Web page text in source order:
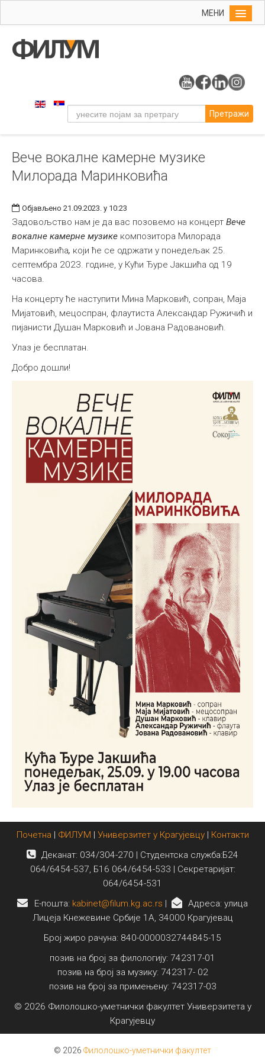
МЕНИ
Упис
Уметност
Музичка уметност
Примењена и ликовна уметност
Издаваштво
Библиотека
Студенти
Међународна
Претражи
Вече вокалне камерне музике
Милорада Маринковића
Објављено 21.09.2023. у 10:23
Задовољство нам је да вас позовемо на концерт Вече
вокалне камерне музике композитора Милорада
Маринковића, који ће се одржати у понедељак 25.
септембра 2023. године, у Кући Ђуре Јакшића од 19
часова.
На концерту ће наступити Мина Марковић, сопран, Маја
Мијатовић, мецоспран, флаутиста Александар Ружичић и
пијанисти Душан Марковић и Јована Радовановић.
Улаз је бесплатан.
Добро дошли!
Почетна | ФИЛУМ | Универзитет у Крагујевцу| Контакти
Деканат: 034/304-270 | Студентска служба:Б24
064/6454-537, Б16 064/6454-533 | Секретаријат:
064/6454-531
E-пошта: kabinet@filum.kg.ac.rs |
Адреса: улица
Лицеја Кнежевине Србије 1А, 34000 Крагујевац
Број жиро рачуна: 840-0000032744845-15
позив на број за филологију: 742317-01
позив на број за музику: 742317- 02
позив на број за примењену: 742317-03
© 2026 Филолошко-уметнички факултет Универзитета у
Крагујевцу
© 2026 Филолошко-уметнички факултет